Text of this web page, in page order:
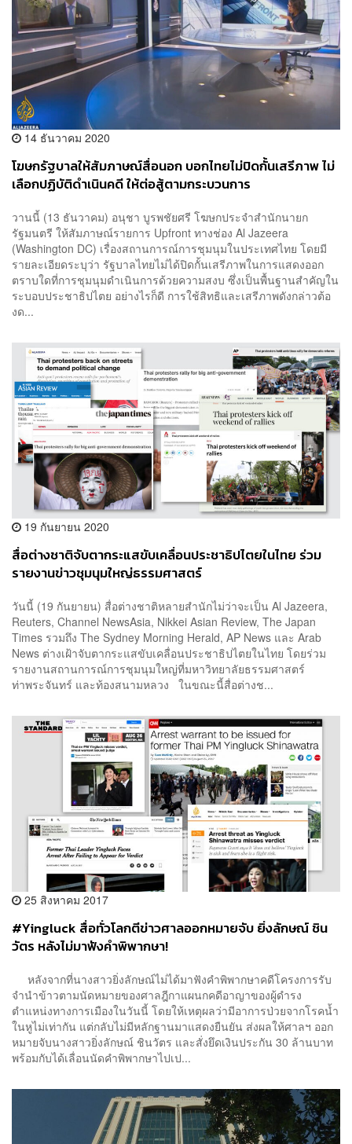
14 ธันวาคม 2020
โฆษกรัฐบาลให้สัมภาษณ์สื่อนอก บอกไทยไม่ปิดกั้นเสรีภาพ ไม่
เลือกปฏิบัติดำเนินคดี ให้ต่อสู้ตามกระบวนการ
วานนี้ (13 ธันวาคม) อนุชา บูรพชัยศรี โฆษกประจำสำนักนายก
รัฐมนตรี ให้สัมภาษณ์รายการ Upfront ทางช่อง Al Jazeera
(Washington DC) เรื่องสถานการณ์การชุมนุมในประเทศไทย โดยมี
รายละเอียดระบุว่า รัฐบาลไทยไม่ได้ปิดกั้นเสรีภาพในการแสดงออก
ตราบใดที่การชุมนุมดำเนินการด้วยความสงบ ซึ่งเป็นพื้นฐานสำคัญใน
ระบอบประชาธิปไตย อย่างไรก็ดี การใช้สิทธิและเสรีภาพดังกล่าวต้อ
งด...
19 กันยายน 2020
สื่อต่างชาติจับตากระแสขับเคลื่อนประชาธิปไตยในไทย ร่วม
รายงานข่าวชุมนุมใหญ่ธรรมศาสตร์
วันนี้ (19 กันยายน) สื่อต่างชาติหลายสำนักไม่ว่าจะเป็น Al Jazeera,
Reuters, Channel NewsAsia, Nikkei Asian Review, The Japan
Times รวมถึง The Sydney Morning Herald, AP News และ Arab
News ต่างเฝ้าจับตากระแสขับเคลื่อนประชาธิปไตยในไทย โดยร่วม
รายงานสถานการณ์การชุมนุมใหญ่ที่มหาวิทยาลัยธรรมศาสตร์
ท่าพระจันทร์ และท้องสนามหลวง ในขณะนี้สื่อต่างช...
25 สิงหาคม 2017
#Yingluck สื่อทั่วโลกตีข่าวศาลออกหมายจับ ยิ่งลักษณ์ ชิน
วัตร หลังไม่มาฟังคำพิพากษา!
หลังจากที่นางสาวยิ่งลักษณ์ไม่ได้มาฟังคำพิพากษาคดีโครงการรับ
จำนำข้าวตามนัดหมายของศาลฎีกาแผนกคดีอาญาของผู้ดำรง
ตำแหน่งทางการเมืองในวันนี้ โดยให้เหตุผลว่ามีอาการป่วยจากโรคน้ำ
ในหูไม่เท่ากัน แต่กลับไม่มีหลักฐานมาแสดงยืนยัน ส่งผลให้ศาลฯ ออก
หมายจับนางสาวยิ่งลักษณ์ ชินวัตร และสั่งยึดเงินประกัน 30 ล้านบาท
พร้อมกับได้เลื่อนนัดคำพิพากษาไปเป...